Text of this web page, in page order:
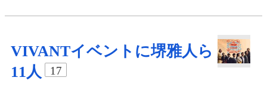
VIVANTイベントに堺雅人ら
11人
17